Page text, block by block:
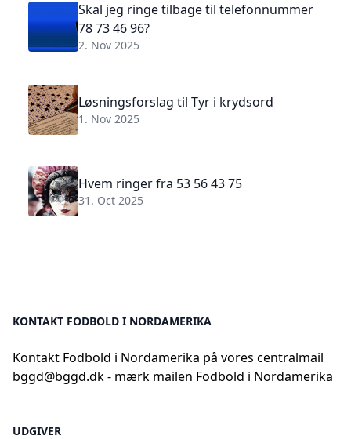
Skal jeg ringe tilbage til telefonnummer
78 73 46 96?
2. Nov 2025
Løsningsforslag til Tyr i krydsord
1. Nov 2025
Hvem ringer fra 53 56 43 75
31. Oct 2025
KONTAKT FODBOLD I NORDAMERIKA
Kontakt Fodbold i Nordamerika på vores centralmail
bggd@bggd.dk- mærk mailen Fodbold i Nordamerika
UDGIVER